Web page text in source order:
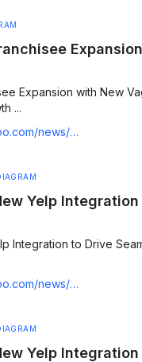
Expansion with New
...
expansion-145200871.html
Yelp
Integration to Drive
drive-110000947.html
Yelp